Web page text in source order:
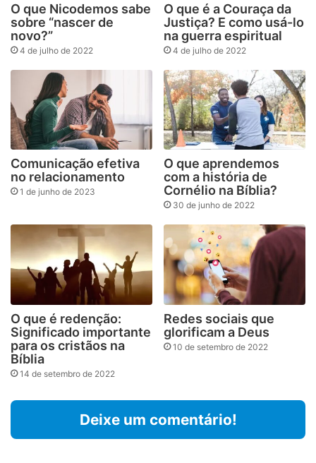
O que Nicodemos sabe
sobre “nascer de
novo?”
4 de julho de 2022
O que é a Couraça da
Justiça? E como usá-lo
na guerra espiritual
4 de julho de 2022
Comunicação efetiva
no relacionamento
1 de junho de 2023
O que aprendemos
com a história de
Cornélio na Bíblia?
30 de junho de 2022
O que é redenção:
Significado importante
para os cristãos na
Bíblia
14 de setembro de 2022
Redes sociais que
glorificam a Deus
10 de setembro de 2022
Deixe um comentário!